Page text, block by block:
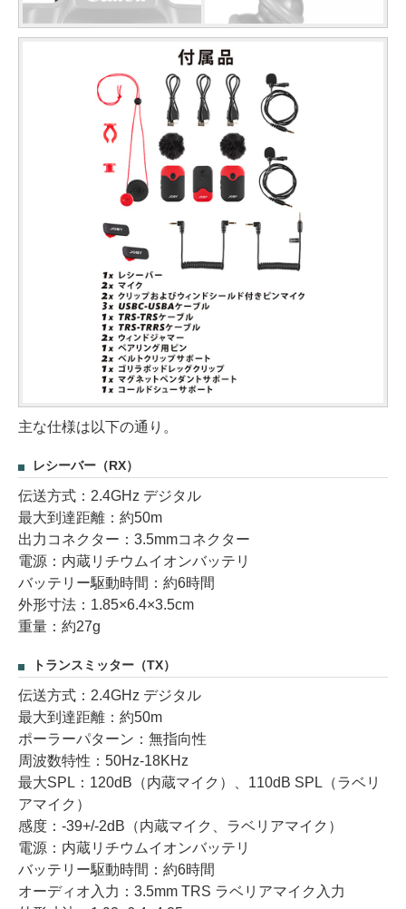
主な仕様は以下の通り。
レシーバー（RX）
伝送方式：2.4GHz デジタル
最大到達距離：約50m
出力コネクター：3.5mmコネクター
電源：内蔵リチウムイオンバッテリ
バッテリー駆動時間：約6時間
外形寸法：1.85×6.4×3.5cm
重量：約27g
トランスミッター（TX）
伝送方式：2.4GHz デジタル
最大到達距離：約50m
ポーラーパターン：無指向性
周波数特性：50Hz-18KHz
最大SPL：120dB（内蔵マイク）、110dB SPL（ラベリ
アマイク）
感度：-39+/-2dB（内蔵マイク、ラベリアマイク）
電源：内蔵リチウムイオンバッテリ
バッテリー駆動時間：約6時間
オーディオ入力：3.5mm TRS ラベリアマイク入力